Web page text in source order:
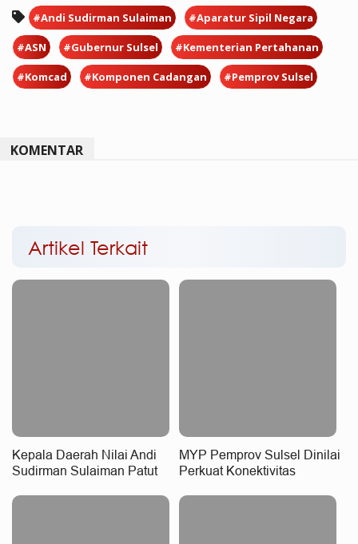
#Andi Sudirman Sulaiman #Aparatur Sipil Negara
#ASN #Gubernur Sulsel #Kementerian Pertahanan
#Komcad #Komponen Cadangan #Pemprov Sulsel
KOMENTAR
Artikel Terkait
Kepala Daerah Nilai Andi
Sudirman Sulaiman Patut
Nasional, MYP Perkuat
MYP Pemprov Sulsel Dinilai
Perkuat Konektivitas